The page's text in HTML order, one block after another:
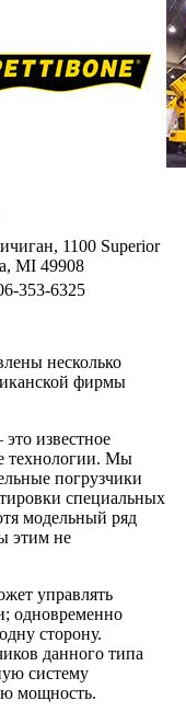
1100 Superior
MI 49908
353-6325
несколько
фирмы
известное
технологии. Мы
погрузчики
специальных
модельный ряд
этим не
управлять
одновременно
сторону.
данного типа
систему
мощность.